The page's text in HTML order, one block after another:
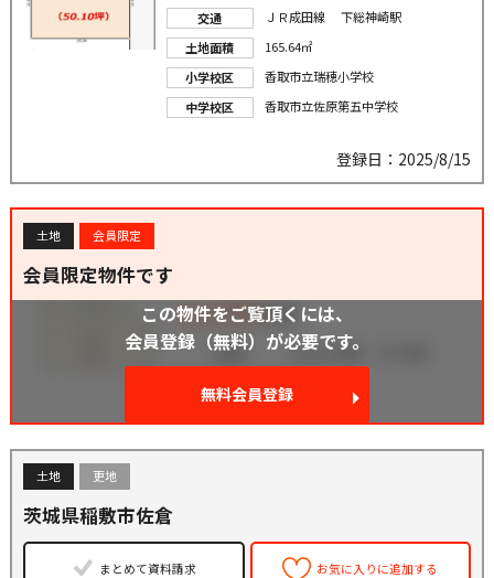
交通
ＪＲ成田線 下総神崎駅
土地面積
165.64㎡
小学校区
香取市立瑞穂小学校
中学校区
香取市立佐原第五中学校
登録日：2025/8/15
土地 会員限定
会員限定物件です
この物件をご覧頂くには、
会員登録（無料）が必要です。
無料会員登録
土地 更地
茨城県稲敷市佐倉
まとめて資料請求 お気に入りに追加する